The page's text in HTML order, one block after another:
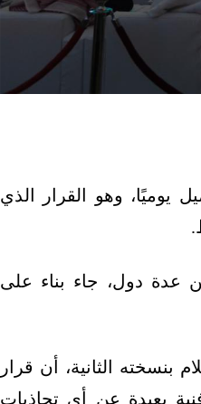
يوميًا، وهو القرار الذي
عدة دول، جاء بناء على
بنسخته الثانية، أن قرار
بعيدة عن أي تجاذبات